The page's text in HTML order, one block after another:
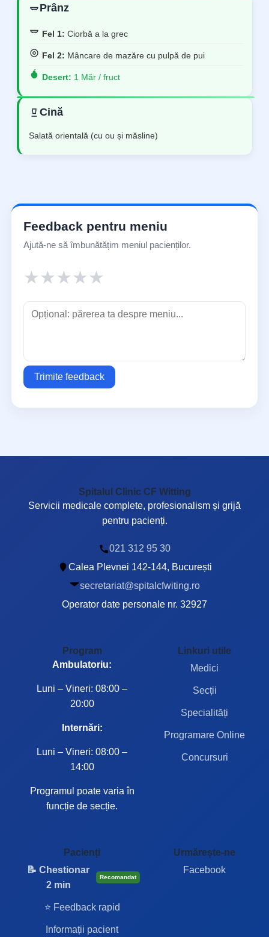
Prânz
Fel 1: Ciorbă a la grec
Fel 2: Mâncare de mazăre cu pulpă de pui
Desert: 1 Măr / fruct
Cină
Salată orientală (cu ou și măsline)
Feedback pentru meniu
Ajută-ne să îmbunătățim meniul pacienților.
★
★
★
★
★
Trimite feedback
Spitalul Clinic CF Witting
Servicii medicale complete, profesionalism și grijă
pentru pacienți.
021 312 95 30
Calea Plevnei 142-144, București
secretariat@spitalcfwiting.ro
Operator date personale nr. 32927
Program
Ambulatoriu:
Luni – Vineri: 08:00 –
20:00
Internări:
Luni – Vineri: 08:00 –
14:00
Programul poate varia în
funcție de secție.
Linkuri utile
Medici
Secții
Specialități
Programare Online
Concursuri
Pacienți
📝 Chestionar
2 min
Recomandat
⭐ Feedback rapid
Informații pacient
Urmărește-ne
Facebook